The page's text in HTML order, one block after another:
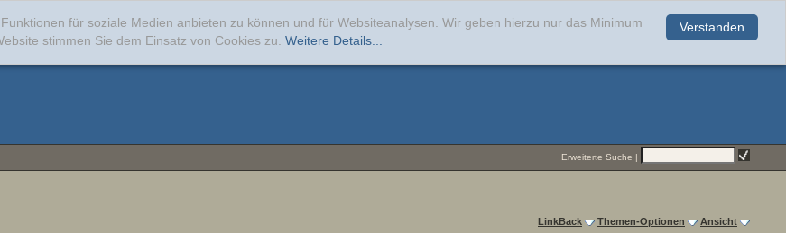
Verstanden
für soziale Medien anbieten zu können und für Websiteanalysen. Wir geben hierzu nur das Minimum
stimmen Sie dem Einsatz von Cookies zu. Weitere Details...
Erweiterte Suche |
LinkBack Themen-Optionen Ansicht